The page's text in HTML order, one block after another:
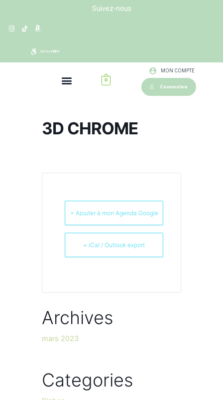
Suivez-nous
Accessibilité
0
MON COMPTE
Connexion
3D CHROME
+ Ajouter à mon Agenda Google
+ iCal / Outlook export
Archives
mars 2023
Categories